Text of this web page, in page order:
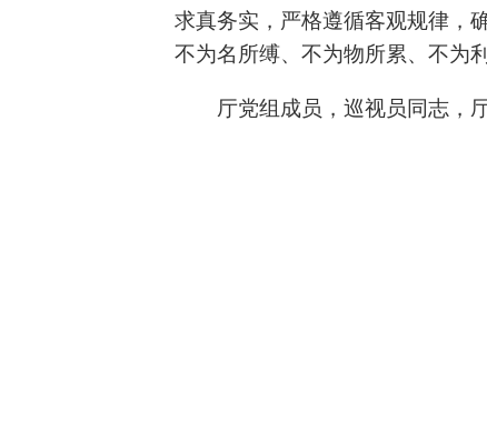
求真务实，严格遵循客观规律，
不为名所缚、不为物所累、不为
厅党组成员，巡视员同志，